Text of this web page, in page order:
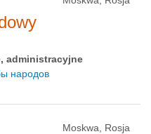
administracyjne
народов
Moskwa, Rosja